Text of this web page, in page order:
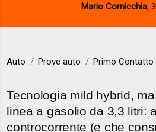
Mario Cornicchia,
Auto Prove auto Primo Contatto
Tecnologia mild hybrid,
linea a gasolio da 3,3 litri:
controcorrente (e che